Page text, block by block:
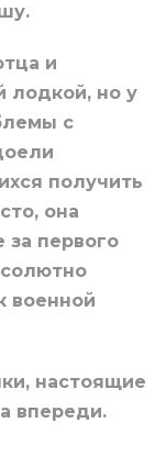
и
лодкой, но у
с
получить
она
за первого
военной
настоящие
впереди.